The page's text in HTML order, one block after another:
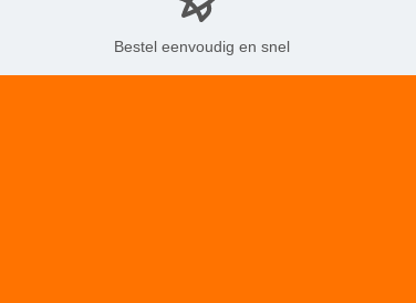
en sfeer in je huis.
Bestel eenvoudig en snel